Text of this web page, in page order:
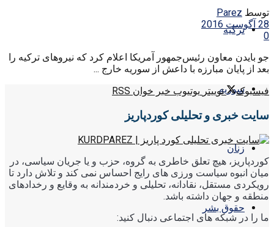
ترکیه
سوریه
زنان
حقوق بشر
توسط Parez
28 آگوست 2016
0
جو بایدن معاون رئیس‌جمهور آمریکا اعلام کرد که نیروهای ترکیه را
بعد از پایان مبارزه با داعش از سوریه خارج ...
فیسبوک
توییتر یوتیوب خبر خوان RSS
سایت خبری و تحلیلی کوردپاریز
کوردپاریز، هیچ تعلق خاطری به گروه، حزب و یا جریان سیاسی، در
میان انبوه سیاست ورزی های رایج احساس نمی کند و تلاش دارد تا
رویکردی مستقل، نقادانه، تحلیلی و خردمندانه به وقایع و رخدادهای
منطقه و جهان داشته باشد.
ما را در شبکه های اجتماعی دنبال کنید: